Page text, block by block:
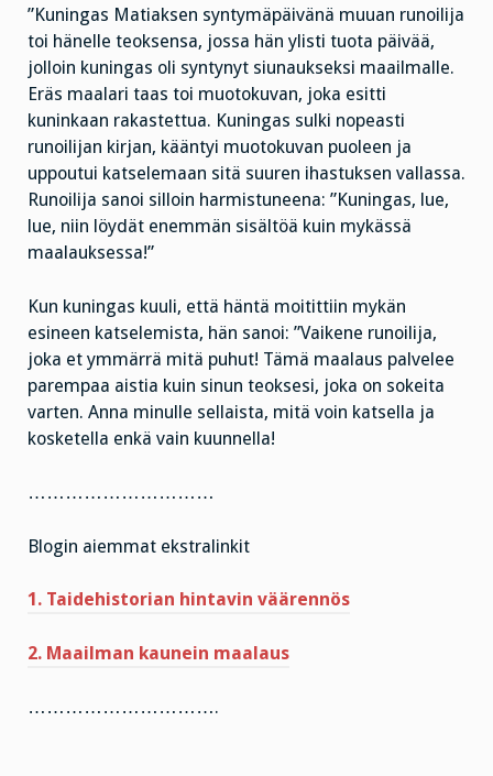
”Kuningas Matiaksen syntymäpäivänä muuan runoilija
toi hänelle teoksensa, jossa hän ylisti tuota päivää,
jolloin kuningas oli syntynyt siunaukseksi maailmalle.
Eräs maalari taas toi muotokuvan, joka esitti
kuninkaan rakastettua. Kuningas sulki nopeasti
runoilijan kirjan, kääntyi muotokuvan puoleen ja
uppoutui katselemaan sitä suuren ihastuksen vallassa.
Runoilija sanoi silloin harmistuneena: ”Kuningas, lue,
lue, niin löydät enemmän sisältöä kuin mykässä
maalauksessa!”
Kun kuningas kuuli, että häntä moitittiin mykän
esineen katselemista, hän sanoi: ”Vaikene runoilija,
joka et ymmärrä mitä puhut! Tämä maalaus palvelee
parempaa aistia kuin sinun teoksesi, joka on sokeita
varten. Anna minulle sellaista, mitä voin katsella ja
kosketella enkä vain kuunnella!
…………………………
Blogin aiemmat ekstralinkit
1. Taidehistorian hintavin väärennös
2. Maailman kaunein maalaus
………………………….